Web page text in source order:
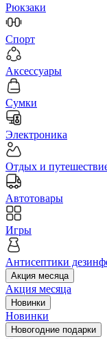
Рюкзаки
Спорт
Аксессуары
Сумки
Электроника
Отдых и
Автотовары
Игры
Антисептики
Акция месяца
Акция месяца
Новинки
Новинки
Новогодние подарки